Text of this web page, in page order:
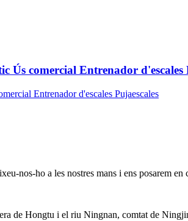
Ús comercial Entrenador d'escales
nos-ho a les nostres mans i ens posarem
de Hongtu i el riu Ningnan, comtat de